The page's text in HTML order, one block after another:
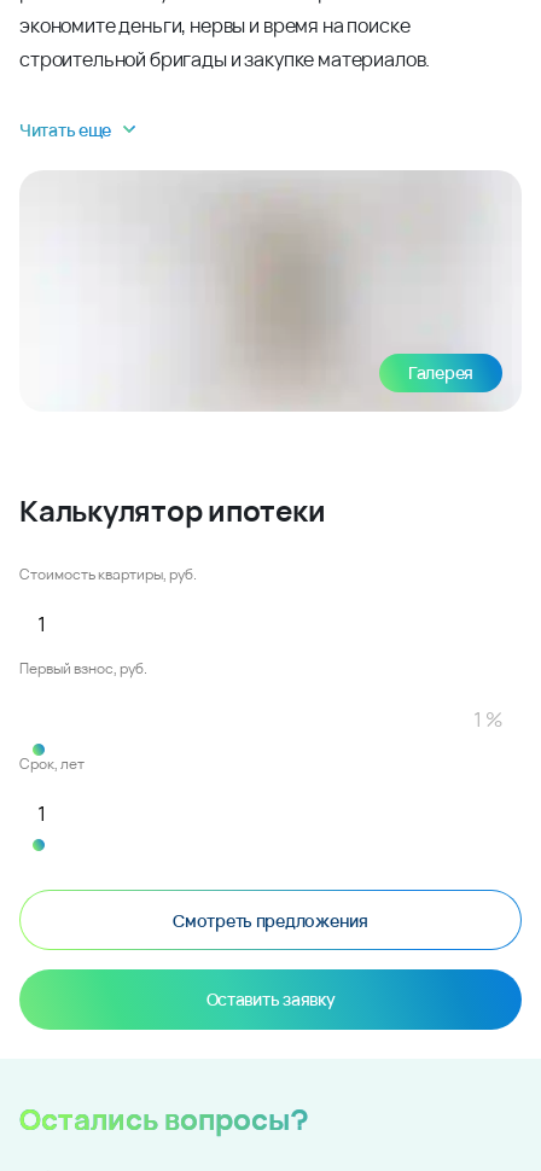
экономите деньги, нервы и время на поиске
строительной бригады и закупке материалов.
Читать еще
Галерея
Калькулятор ипотеки
Стоимость квартиры, руб.
Первый взнос, руб.
Срок, лет
Смотреть предложения
Оставить заявку
Остались вопросы?